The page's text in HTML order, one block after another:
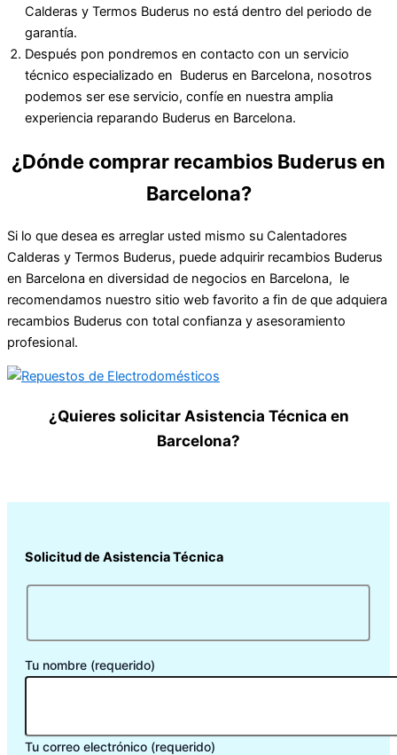
Calderas y Termos Buderus no está dentro del periodo de
garantía.
Después pon pondremos en contacto con un servicio
técnico especializado en Buderus en Barcelona, nosotros
podemos ser ese servicio, confíe en nuestra amplia
experiencia reparando Buderus en Barcelona.
¿Dónde comprar recambios Buderus en
Barcelona?
Si lo que desea es arreglar usted mismo su Calentadores
Calderas y Termos Buderus, puede adquirir recambios Buderus
en Barcelona en diversidad de negocios en Barcelona, le
recomendamos nuestro sitio web favorito a fin de que adquiera
recambios Buderus con total confianza y asesoramiento
profesional.
¿Quieres solicitar Asistencia Técnica en
Barcelona?
Solicitud de Asistencia Técnica
Tu nombre (requerido)
Tu correo electrónico (requerido)